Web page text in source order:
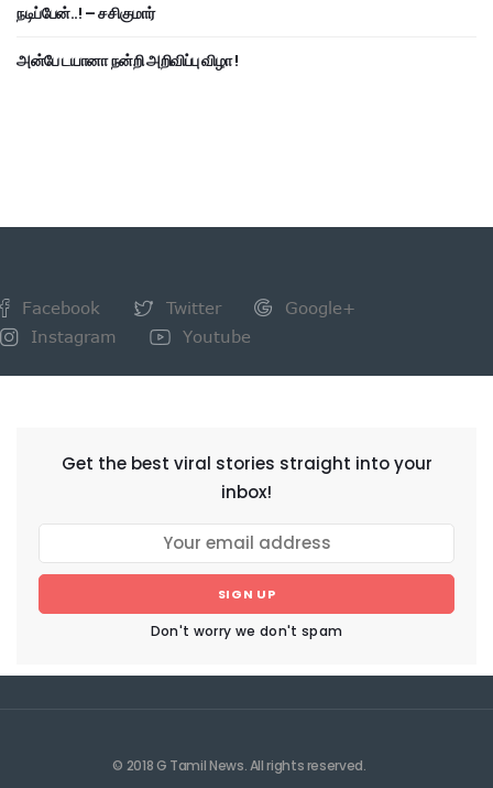
நடிப்பேன்..! – சசிகுமார்
அன்பே டயானா நன்றி அறிவிப்பு விழா !
Facebook Twitter
Google+
Instagram
Youtube
Get the best viral stories straight into your
inbox!
SIGN UP
Don't worry we don't spam
© 2018 G Tamil News. All rights reserved.